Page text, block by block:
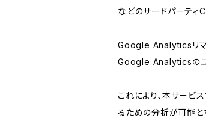
などのサードパーティ
Google Analyticsリマ
Google Analyticsのユ
これにより、本サービ
るための分析が可能と